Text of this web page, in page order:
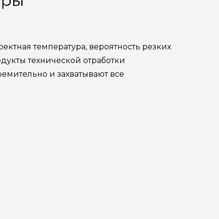
температура, вероятность резких
технической отработки
и захватывают все